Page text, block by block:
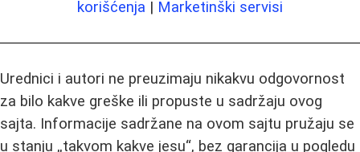
korišćenja | Marketinški servisi
Urednici i autori ne preuzimaju nikakvu odgovornost
za bilo kakve greške ili propuste u sadržaju ovog
sajta. Informacije sadržane na ovom sajtu pružaju se
u stanju „takvom kakve jesu“, bez garancija u pogledu